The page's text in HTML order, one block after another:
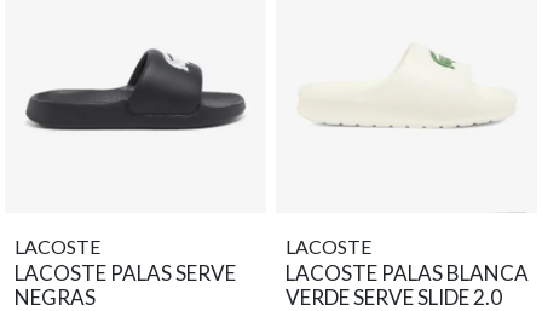
LACOSTE
LACOSTE PALAS SERVE
NEGRAS
LACOSTE
LACOSTE PALAS BLANCA
VERDE SERVE SLIDE 2.0